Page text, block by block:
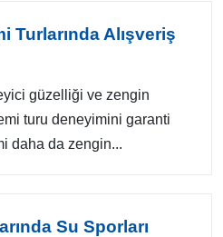
Turlarında Alışveriş
güzelliği ve zengin
turu deneyimini garanti
daha da zengin...
Su Sporları